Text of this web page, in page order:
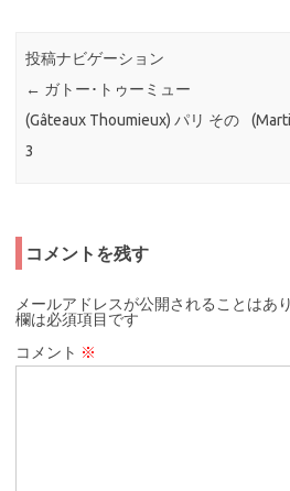
投稿ナビゲーション
← ガトー･トゥーミュー
(Gâteaux Thoumieux) パリ その
3
コメントを残す
メールアドレスが公開されることはあ
欄は必須項目です
コメント ※